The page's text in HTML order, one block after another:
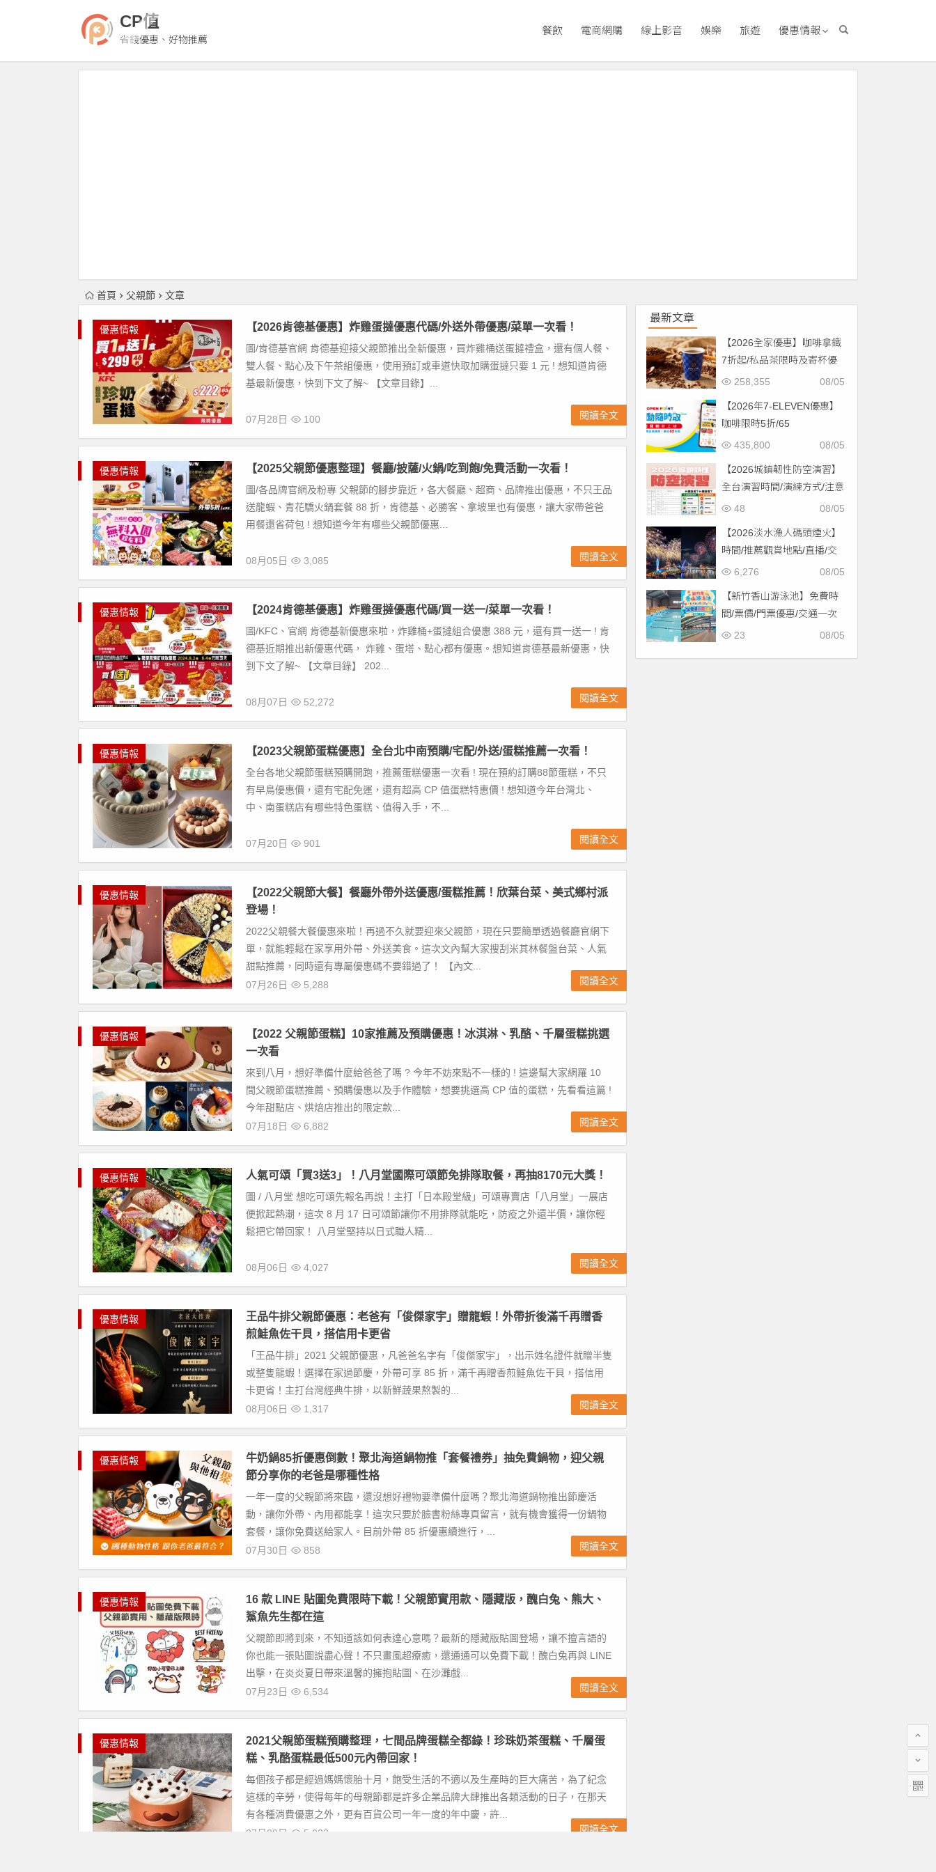
CP值
省錢優惠、好物推薦
餐飲 電商網購 線上影音 娛樂 旅遊 優惠情報
首頁 父親節 文章
優惠情報 【2026肯德基優惠】炸雞蛋撻優惠代碼/外送外帶優惠/菜單一次看！
圖/肯德基官網 肯德基迎接父親節推出全新優惠，買炸雞桶送蛋撻禮盒，還有個人餐、
雙人餐、點心及下午茶組優惠，使用預訂或車道快取加購蛋撻只要 1 元 ! 想知道肯德
基最新優惠，快到下文了解~ 【文章目錄】...
07月28日 100 閱讀全文
優惠情報 【2025父親節優惠整理】餐廳/披薩/火鍋/吃到飽/免費活動一次看！
圖/各品牌官網及粉專 父親節的腳步靠近，各大餐廳、超商、品牌推出優惠，不只王品
送龍蝦、青花驕火鍋套餐 88 折，肯德基、必勝客、拿坡里也有優惠，讓大家帶爸爸
用餐還省荷包 ! 想知道今年有哪些父親節優惠...
08月05日 3,085 閱讀全文
優惠情報 【2024肯德基優惠】炸雞蛋撻優惠代碼/買一送一/菜單一次看！
圖/KFC、官網 肯德基新優惠來啦，炸雞桶+蛋撻組合優惠 388 元，還有買一送一 ! 肯
德基近期推出新優惠代碼， 炸雞、蛋塔、點心都有優惠。想知道肯德基最新優惠，快
到下文了解~ 【文章目錄】 202...
08月07日 52,272 閱讀全文
優惠情報 【2023父親節蛋糕優惠】全台北中南預購/宅配/外送/蛋糕推薦一次看！
全台各地父親節蛋糕預購開跑，推薦蛋糕優惠一次看 ! 現在預約訂購88節蛋糕，不只
有早鳥優惠價，還有宅配免運，還有超高 CP 值蛋糕特惠價 ! 想知道今年台灣北、
中、南蛋糕店有哪些特色蛋糕、值得入手，不...
07月20日 901 閱讀全文
優惠情報
【2022父親節大餐】餐廳外帶外送優惠/蛋糕推薦！欣葉台菜、美式鄉村派
登場！
2022父親餐大餐優惠來啦！再過不久就要迎來父親節，現在只要簡單透過餐廳官網下
單，就能輕鬆在家享用外帶、外送美食。這次文內幫大家搜刮米其林餐盤台菜、人氣
甜點推薦，同時還有專屬優惠碼不要錯過了！ 【內文...
07月26日
5,288 閱讀全文
優惠情報
【2022 父親節蛋糕】10家推薦及預購優惠！冰淇淋、乳酪、千層蛋糕挑選
一次看
來到八月，想好準備什麼給爸爸了嗎 ? 今年不妨來點不一樣的 ! 這邊幫大家網羅 10
間父親節蛋糕推薦、預購優惠以及手作體驗，想要挑選高 CP 值的蛋糕，先看看這篇 !
今年甜點店、烘焙店推出的限定款...
07月18日
6,882 閱讀全文
優惠情報 人氣可頌「買3送3」！八月堂國際可頌節免排隊取餐，再抽8170元大獎！
圖 / 八月堂 想吃可頌先報名再說！主打「日本殿堂級」可頌專賣店「八月堂」一展店
便掀起熱潮，這次 8 月 17 日可頌節讓你不用排隊就能吃，防疫之外還半價，讓你輕
鬆把它帶回家！ 八月堂堅持以日式職人精...
08月06日 4,027 閱讀全文
優惠情報
王品牛排父親節優惠：老爸有「俊傑家宇」贈龍蝦！外帶折後滿千再贈香
煎鮭魚佐干貝，搭信用卡更省
「王品牛排」2021 父親節優惠，凡爸爸名字有「俊傑家宇」，出示姓名證件就贈半隻
或整隻龍蝦！選擇在家過節慶，外帶可享 85 折，滿千再贈香煎鮭魚佐干貝，搭信用
卡更省！主打台灣經典牛排，以新鮮蔬果熬製的...
08月06日
1,317 閱讀全文
優惠情報
牛奶鍋85折優惠倒數！聚北海道鍋物推「套餐禮券」抽免費鍋物，迎父親
節分享你的老爸是哪種性格
一年一度的父親節將來臨，還沒想好禮物要準備什麼嗎？聚北海道鍋物推出節慶活
動，讓你外帶、內用都能享！這次只要於臉書粉絲專頁留言，就有機會獲得一份鍋物
套餐，讓你免費送給家人。目前外帶 85 折優惠續進行，...
07月30日
858 閱讀全文
優惠情報
16 款 LINE 貼圖免費限時下載！父親節實用款、隱藏版，醜白兔、熊大、
鯊魚先生都在這
父親節即將到來，不知道該如何表達心意嗎？最新的隱藏版貼圖登場，讓不擅言語的
你也能一張貼圖說盡心聲！不只畫風超療癒，還通通可以免費下載！醜白兔再與 LINE
出擊，在炎炎夏日帶來溫馨的擁抱貼圖、在沙灘戲...
07月23日
6,534 閱讀全文
優惠情報
2021父親節蛋糕預購整理，七間品牌蛋糕全都錄！珍珠奶茶蛋糕、千層蛋
糕、乳酪蛋糕最低500元內帶回家！
每個孩子都是經過媽媽懷胎十月，飽受生活的不適以及生產時的巨大痛苦，為了紀念
這樣的辛勞，使得每年的母親節都是許多企業品牌大肆推出各類活動的日子，在那天
有各種消費優惠之外，更有百貨公司一年一度的年中慶，許...
07月08日
5,023 閱讀全文
最新文章
【2026全家優惠】咖啡拿鐵
7折起/私品茶限時及寄杯優
惠！價格/菜單一起看
08/05
258,355
【2026年7-ELEVEN優惠】
咖啡限時5折/65
折/CITYCAFE菜單一起看！
08/05
435,800
【2026城鎮韌性防空演習】
全台演習時間/演練方式/注意
事項一次看！
08/05
48
【2026淡水漁人碼頭煙火】
時間/推薦觀賞地點/直播/交
通資訊一次看！
08/05
6,276
【新竹香山游泳池】免費時
間/票價/門票優惠/交通一次
看！
08/05
23